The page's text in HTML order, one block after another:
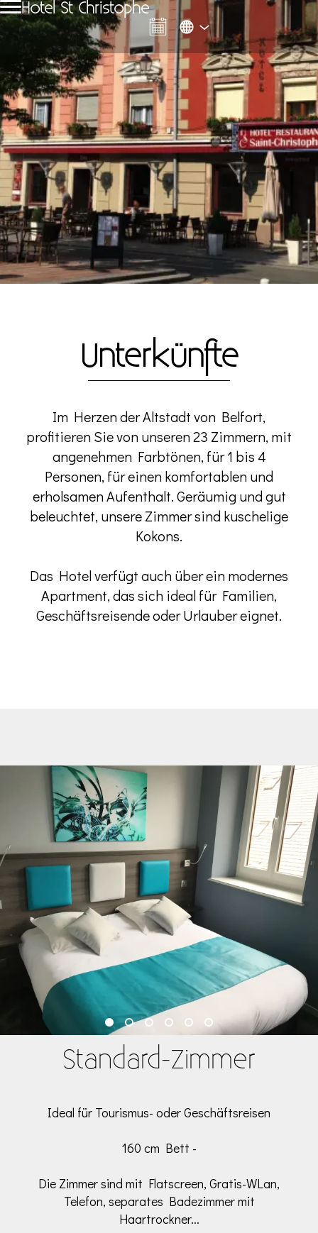
Hotel St Christophe
Unterkünfte
Im Herzen der Altstadt von Belfort,
profitieren Sie von unseren 23 Zimmern, mit
angenehmen Farbtönen, für 1 bis 4
Personen, für einen komfortablen und
erholsamen Aufenthalt. Geräumig und gut
beleuchtet, unsere Zimmer sind kuschelige
Kokons.
Das Hotel verfügt auch über ein modernes
Apartment, das sich ideal für Familien,
Geschäftsreisende oder Urlauber eignet.
Standard-Zimmer
Ideal für Tourismus- oder Geschäftsreisen
160 cm Bett -
Die Zimmer sind mit Flatscreen, Gratis-WLan,
Telefon, separates Badezimmer mit
Haartrockner...